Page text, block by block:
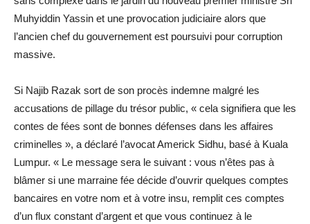
Muhyiddin Yassin et une provocation judiciaire alors que
l’ancien chef du gouvernement est poursuivi pour corruption
massive.
Si Najib Razak sort de son procès indemne malgré les
accusations de pillage du trésor public, « cela signifiera que les
contes de fées sont de bonnes défenses dans les affaires
criminelles », a déclaré l’avocat Americk Sidhu, basé à Kuala
Lumpur. « Le message sera le suivant : vous n’êtes pas à
blâmer si une marraine fée décide d’ouvrir quelques comptes
bancaires en votre nom et à votre insu, remplit ces comptes
d’un flux constant d’argent et que vous continuez à le